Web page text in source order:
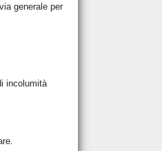
generale per
incolumità